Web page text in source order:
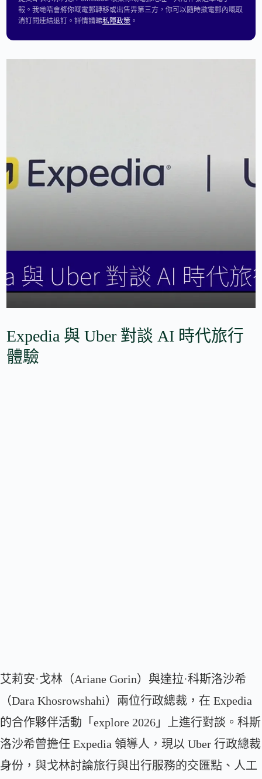
報。我哋唔會將你嘅電郵轉移或出售畀第三方，你可以隨時撳電郵內嘅取
消訂閱連結退訂。詳情請睇私隱政策 。
Expedia 與 Uber 對談 AI 時代旅行
體驗
艾莉安·戈林（Ariane Gorin）與達拉·科斯洛沙希
（Dara Khosrowshahi）兩位行政總裁，在 Expedia
的合作夥伴活動「explore 2026」上進行對談。科斯
洛沙希曾擔任 Expedia 領導人，現以 Uber 行政總裁
身份，與戈林討論旅行與出行服務的交匯點、人工